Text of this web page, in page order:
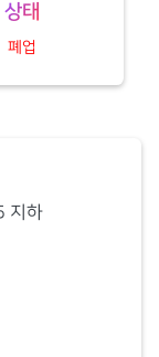
상태
폐업
지하